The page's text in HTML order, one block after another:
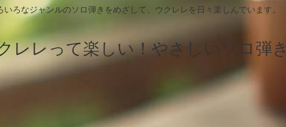
いろなジャンルのソロ弾きをめざして、ウクレレを日々楽しんでいます。
レレって楽しい！やさしいソロ弾き